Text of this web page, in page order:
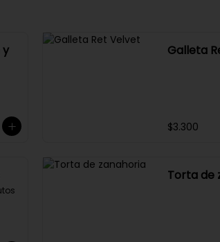
y
Galleta
$3.300
Torta de